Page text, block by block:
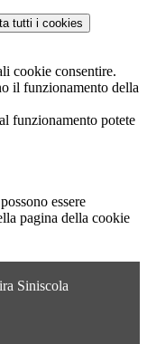
tutti i cookies
cookie consentire.
il funzionamento della
funzionamento potete
essere
pagina della cookie
Siniscola